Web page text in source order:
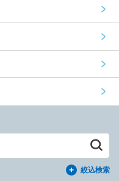
絞込検索